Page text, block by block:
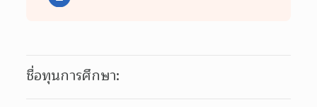
ชื่อทุนการศึกษา: